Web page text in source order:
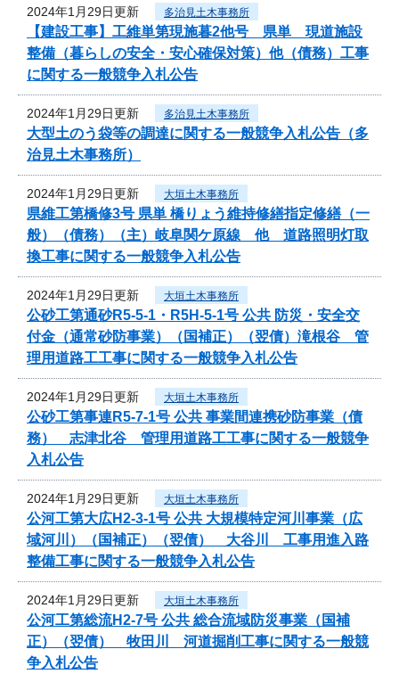
2024年1月29日更新 多治見土木事務所
【建設工事】工維単第現施暮2他号 県単 現道施設
整備（暮らしの安全・安心確保対策）他（債務）工事
に関する一般競争入札公告
2024年1月29日更新 多治見土木事務所
大型土のう袋等の調達に関する一般競争入札公告（多
治見土木事務所）
2024年1月29日更新 大垣土木事務所
県維工第橋修3号 県単 橋りょう維持修繕指定修繕（一
般）（債務）（主）岐阜関ケ原線 他 道路照明灯取
換工事に関する一般競争入札公告
2024年1月29日更新 大垣土木事務所
公砂工第通砂R5-5-1・R5H-5-1号 公共 防災・安全交
付金（通常砂防事業）（国補正）（翌債）滝根谷 管
理用道路工工事に関する一般競争入札公告
2024年1月29日更新 大垣土木事務所
公砂工第事連R5-7-1号 公共 事業間連携砂防事業（債
務） 志津北谷 管理用道路工工事に関する一般競争
入札公告
2024年1月29日更新 大垣土木事務所
公河工第大広H2-3-1号 公共 大規模特定河川事業（広
域河川）（国補正）（翌債） 大谷川 工事用進入路
整備工事に関する一般競争入札公告
2024年1月29日更新 大垣土木事務所
公河工第総流H2-7号 公共 総合流域防災事業（国補
正）（翌債） 牧田川 河道掘削工事に関する一般競
争入札公告